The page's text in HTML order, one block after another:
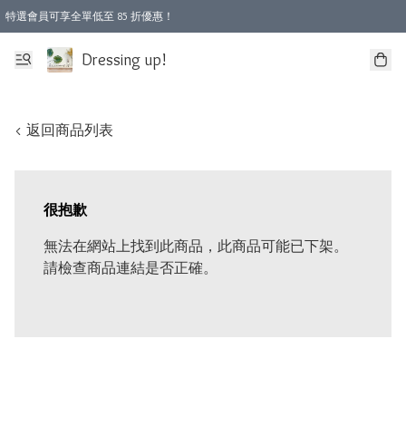
特選會員可享全單低至 85 折優惠！
Dressing up!
< 返回商品列表
很抱歉
無法在網站上找到此商品，此商品可能已下架。
請檢查商品連結是否正確。